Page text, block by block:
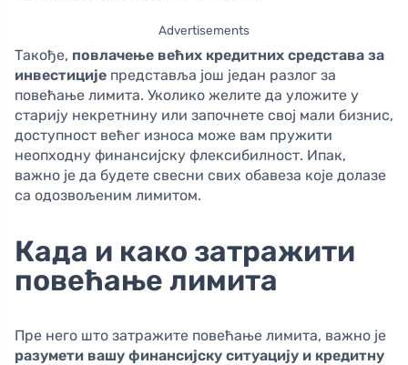
Advertisements
Такође, повлачење већих кредитних средстава за
инвестиције представља још један разлог за
повећање лимита. Уколико желите да уложите у
старију некретнину или започнете свој мали бизнис,
доступност већег износа може вам пружити
неопходну финансијску флексибилност. Ипак,
важно је да будете свесни свих обавеза које долазе
са одозвољеним лимитом.
Када и како затражити
повећање лимита
Пре него што затражите повећање лимита, важно je
разумети вашу финансијску ситуацију и кредитну